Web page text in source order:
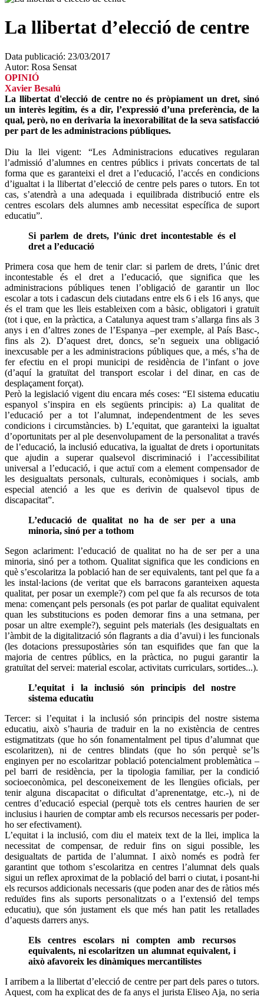
La llibertat d’elecció de centre
Data publicació: 23/03/2017
Autor: Rosa Sensat
OPINIÓ
Xavier Besalú
La llibertat d'elecció de centre no és pròpiament un dret, sinó
un interès legítim, és a dir, l’expressió d’una preferència, de la
qual, però, no en derivaria la inexorabilitat de la seva satisfacció
per part de les administracions públiques.
Diu la llei vigent: “Les Administracions educatives regularan
l’admissió d’alumnes en centres públics i privats concertats de tal
forma que es garanteixi el dret a l’educació, l’accés en condicions
d’igualtat i la llibertat d’elecció de centre pels pares o tutors. En tot
cas, s’atendrà a una adequada i equilibrada distribució entre els
centres escolars dels alumnes amb necessitat específica de suport
educatiu”.
Si parlem de drets, l’únic dret incontestable és el
dret a l’educació
Primera cosa que hem de tenir clar: si parlem de drets, l’únic dret
incontestable és el dret a l’educació, que significa que les
administracions públiques tenen l’obligació de garantir un lloc
escolar a tots i cadascun dels ciutadans entre els 6 i els 16 anys, que
és el tram que les lleis estableixen com a bàsic, obligatori i gratuït
(tot i que, en la pràctica, a Catalunya aquest tram s’allarga fins als 3
anys i en d’altres zones de l’Espanya –per exemple, al País Basc-,
fins als 2). D’aquest dret, doncs, se’n segueix una obligació
inexcusable per a les administracions públiques que, a més, s’ha de
fer efectiu en el propi municipi de residència de l’infant o jove
(d’aquí la gratuïtat del transport escolar i del dinar, en cas de
desplaçament forçat).
Però la legislació vigent diu encara més coses: “El sistema educatiu
espanyol s’inspira en els següents principis: a) La qualitat de
l’educació per a tot l’alumnat, independentment de les seves
condicions i circumstàncies. b) L’equitat, que garanteixi la igualtat
d’oportunitats per al ple desenvolupament de la personalitat a través
de l’educació, la inclusió educativa, la igualtat de drets i oportunitats
que ajudin a superar qualsevol discriminació i l’accessibilitat
universal a l’educació, i que actuï com a element compensador de
les desigualtats personals, culturals, econòmiques i socials, amb
especial atenció a les que es derivin de qualsevol tipus de
discapacitat”.
L’educació de qualitat no ha de ser per a una
minoria, sinó per a tothom
Segon aclariment: l’educació de qualitat no ha de ser per a una
minoria, sinó per a tothom. Qualitat significa que les condicions en
què s’escolaritza la població han de ser equivalents, tant pel que fa a
les instal·lacions (de veritat que els barracons garanteixen aquesta
qualitat, per posar un exemple?) com pel que fa als recursos de tota
mena: començant pels personals (es pot parlar de qualitat equivalent
quan les substitucions es poden demorar fins a una setmana, per
posar un altre exemple?), seguint pels materials (les desigualtats en
l’àmbit de la digitalització són flagrants a dia d’avui) i les funcionals
(les dotacions pressupostàries són tan esquifides que fan que la
majoria de centres públics, en la pràctica, no pugui garantir la
gratuïtat del servei: material escolar, activitats curriculars, sortides...).
L’equitat i la inclusió són principis del nostre
sistema educatiu
Tercer: si l’equitat i la inclusió són principis del nostre sistema
educatiu, això s’hauria de traduir en la no existència de centres
estigmatitzats (que ho són fonamentalment pel tipus d’alumnat que
escolaritzen), ni de centres blindats (que ho són perquè se’ls
enginyen per no escolaritzar població potencialment problemàtica –
pel barri de residència, per la tipologia familiar, per la condició
socioeconòmica, pel desconeixement de les llengües oficials, per
tenir alguna discapacitat o dificultat d’aprenentatge, etc.-), ni de
centres d’educació especial (perquè tots els centres haurien de ser
inclusius i haurien de comptar amb els recursos necessaris per poder-
ho ser efectivament).
L’equitat i la inclusió, com diu el mateix text de la llei, implica la
necessitat de compensar, de reduir fins on sigui possible, les
desigualtats de partida de l’alumnat. I això només es podrà fer
garantint que tothom s’escolaritza en centres l’alumnat dels quals
sigui un reflex aproximat de la població del barri o ciutat, i posant-hi
els recursos addicionals necessaris (que poden anar des de ràtios més
reduïdes fins als suports personalitzats o a l’extensió del temps
educatiu), que són justament els que més han patit les retallades
d’aquests darrers anys.
Els centres escolars ni compten amb recursos
equivalents, ni escolaritzen un alumnat equivalent, i
això afavoreix les dinàmiques mercantilistes
I arribem a la llibertat d’elecció de centre per part dels pares o tutors.
Aquest, com ha explicat des de fa anys el jurista Eliseo Aja, no seria